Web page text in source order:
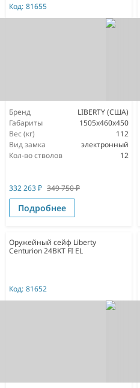
Код: 81655
Бренд
LIBERTY (США)
Габариты
1505x460x450
Вес (кг)
112
Вид замка
электронный
Кол-во стволов
12
332 263₽ 349 750₽
Подробнее
Оружейный сейф Liberty
Centurion 24BKT FI EL
Код: 81652